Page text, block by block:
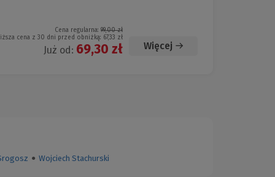
Cena regularna: 99,00 zł
cena z 30 dni przed obniżką: 67,33 zł
Już od: 69,30 zł Więcej
● Wojciech Stachurski